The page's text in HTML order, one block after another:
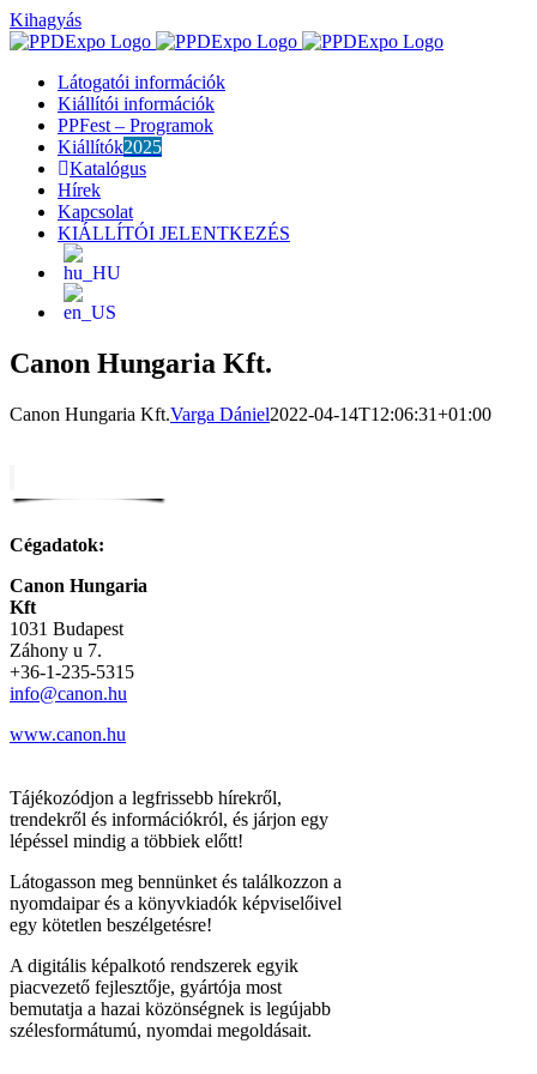
Kihagyás
Látogatói információk
Kiállítói információk
PPFest – Programok
Kiállítók2025
Katalógus
Hírek
Kapcsolat
KIÁLLÍTÓI JELENTKEZÉS
Canon Hungaria Kft.
Canon Hungaria Kft.Varga Dániel2022-04-14T12:06:31+01:00
Cégadatok:
Canon Hungaria
Kft
1031 Budapest
Záhony u 7.
+36-1-235-5315
info@canon.hu
www.canon.hu
Tájékozódjon a legfrissebb hírekről,
trendekről és információkról, és járjon egy
lépéssel mindig a többiek előtt!
Látogasson meg bennünket és találkozzon a
nyomdaipar és a könyvkiadók képviselőivel
egy kötetlen beszélgetésre!
A digitális képalkotó rendszerek egyik
piacvezető fejlesztője, gyártója most
bemutatja a hazai közönségnek is legújabb
szélesformátumú, nyomdai megoldásait.